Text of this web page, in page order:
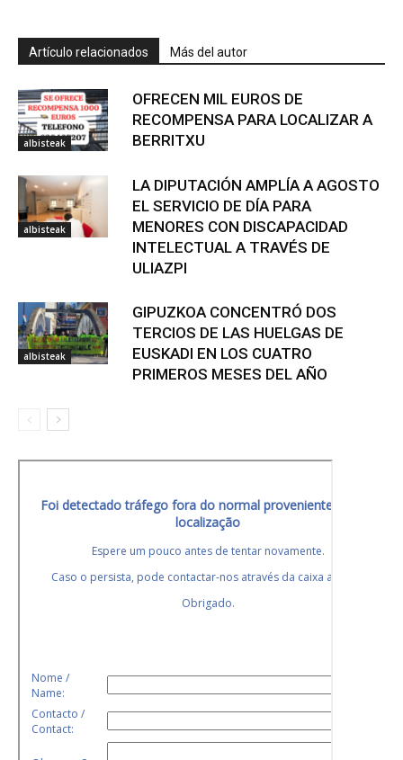
Artículo relacionados Más del autor
albisteak
OFRECEN MIL EUROS DE
RECOMPENSA PARA LOCALIZAR A
BERRITXU
albisteak
LA DIPUTACIÓN AMPLÍA A AGOSTO
EL SERVICIO DE DÍA PARA
MENORES CON DISCAPACIDAD
INTELECTUAL A TRAVÉS DE
ULIAZPI
albisteak
GIPUZKOA CONCENTRÓ DOS
TERCIOS DE LAS HUELGAS DE
EUSKADI EN LOS CUATRO
PRIMEROS MESES DEL AÑO